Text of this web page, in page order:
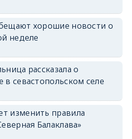
хорошие новости о
неделе
рассказала о
в севастопольском селе
изменить правила
Балаклава»